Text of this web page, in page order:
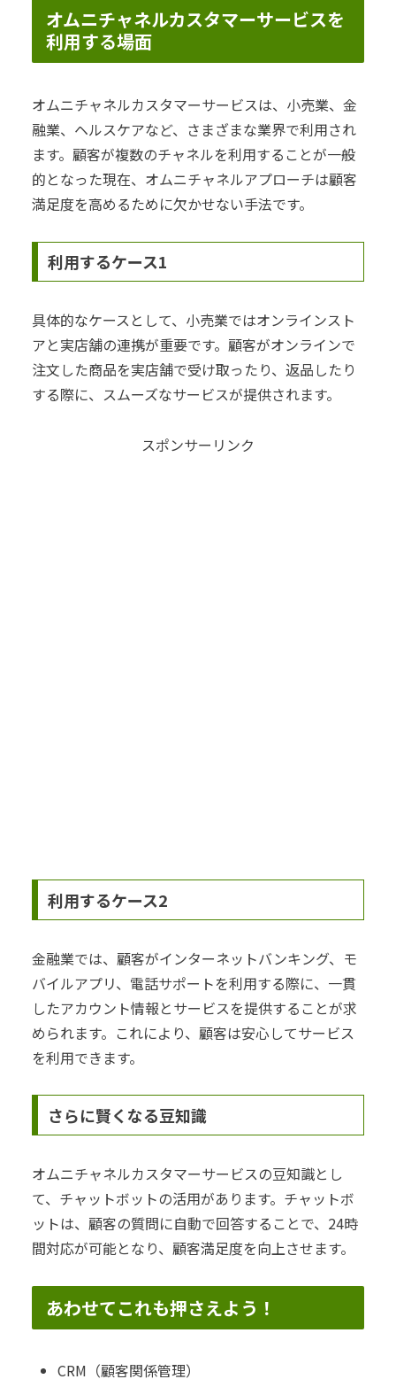
オムニチャネルカスタマーサービスを
利用する場面
オムニチャネルカスタマーサービスは、小売業、金
融業、ヘルスケアなど、さまざまな業界で利用され
ます。顧客が複数のチャネルを利用することが一般
的となった現在、オムニチャネルアプローチは顧客
満足度を高めるために欠かせない手法です。
利用するケース1
具体的なケースとして、小売業ではオンラインスト
アと実店舗の連携が重要です。顧客がオンラインで
注文した商品を実店舗で受け取ったり、返品したり
する際に、スムーズなサービスが提供されます。
スポンサーリンク
利用するケース2
金融業では、顧客がインターネットバンキング、モ
バイルアプリ、電話サポートを利用する際に、一貫
したアカウント情報とサービスを提供することが求
められます。これにより、顧客は安心してサービス
を利用できます。
さらに賢くなる豆知識
オムニチャネルカスタマーサービスの豆知識とし
て、チャットボットの活用があります。チャットボ
ットは、顧客の質問に自動で回答することで、24時
間対応が可能となり、顧客満足度を向上させます。
あわせてこれも押さえよう！
CRM（顧客関係管理）